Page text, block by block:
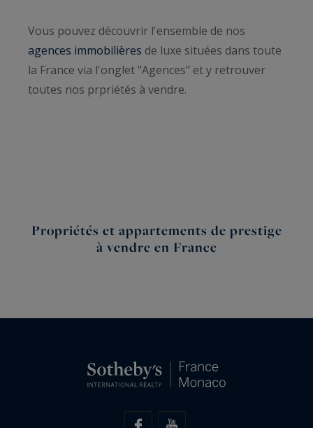
Vous pouvez découvrir l'ensemble de nos
agences immobilières de luxe situées dans toute
la France via l'onglet "Agences" et y retrouver
toutes nos prpriétés à vendre.
Propriétés et appartements de prestige
à vendre en France